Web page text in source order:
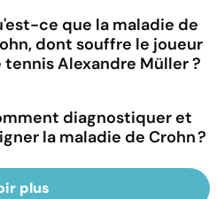
ce que la maladie de
dont souffre le joueur
tennis Alexandre Müller ?
diagnostiquer et
la maladie de Crohn ?
plus